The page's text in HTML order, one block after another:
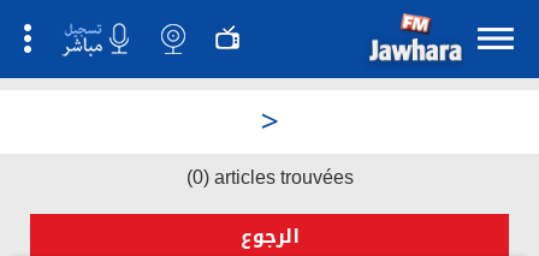
>
(0) articles trouvées
الرجوع